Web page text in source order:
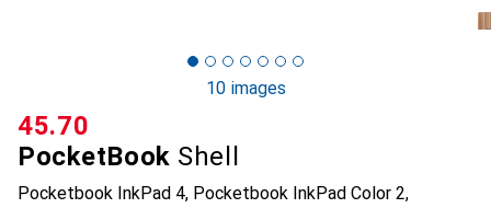
10 images
PocketBook Shell
Pocketbook InkPad 4, Pocketbook InkPad Color 2,
CHF
45.70